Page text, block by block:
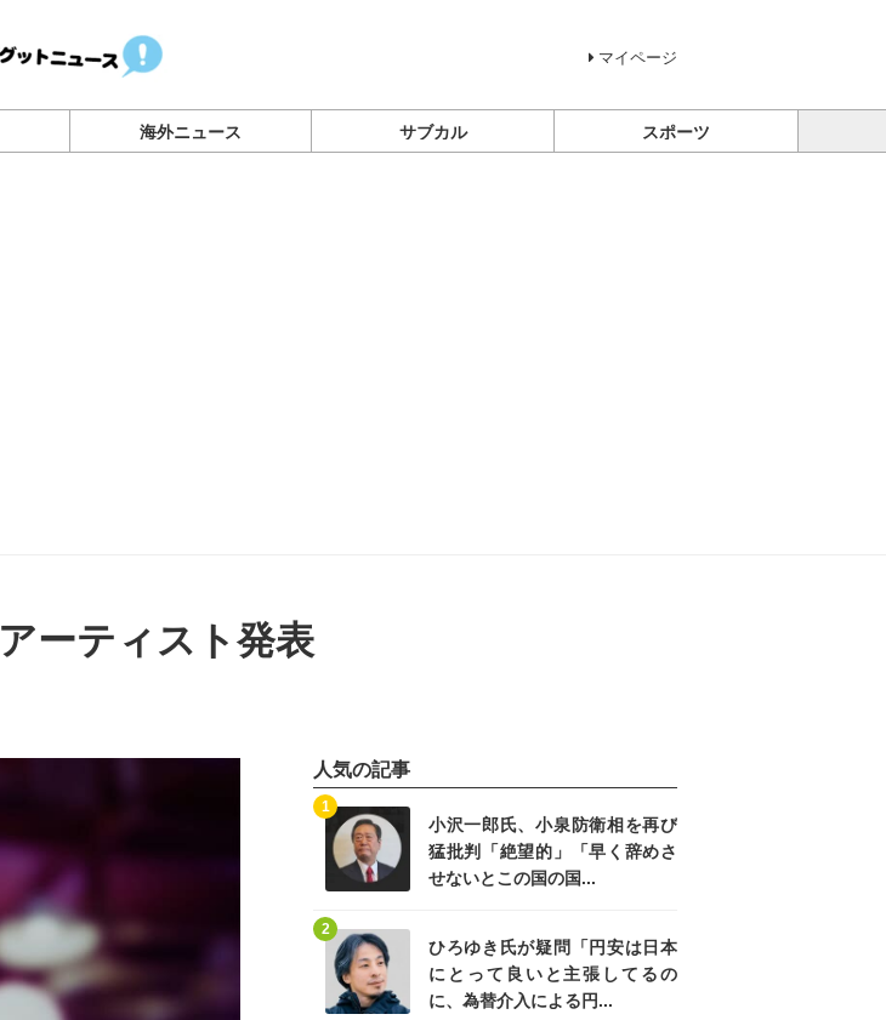
マイページ
海外ニュース サブカル スポーツ
ーティスト発表
人気の記事
小沢一郎氏、小泉防衛相を再び
猛批判「絶望的」「早く辞めさ
せないとこの国の国...
1
ひろゆき氏が疑問「円安は日本
にとって良いと主張してるの
に、為替介入による円...
2